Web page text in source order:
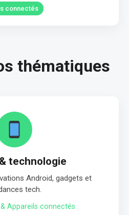
connectés
thématiques
technologie
Android, gadgets et
tech.
Appareils connectés